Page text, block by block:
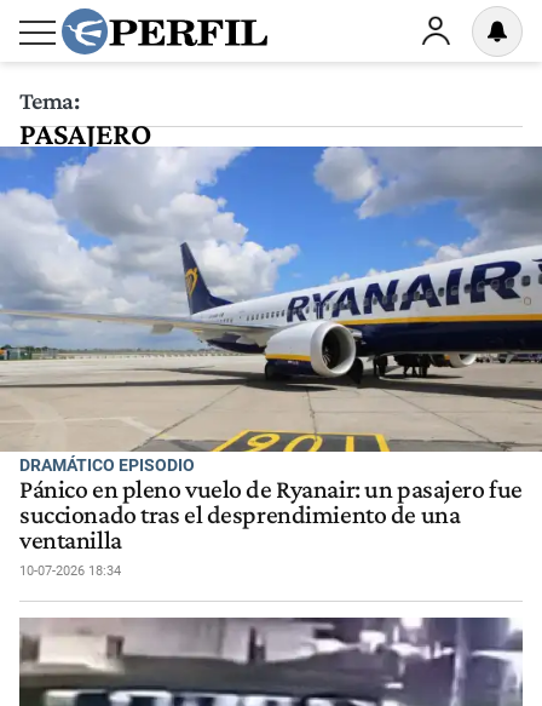
Tema:
PASAJERO
DRAMÁTICO EPISODIO
Pánico en pleno vuelo de Ryanair: un pasajero fue
succionado tras el desprendimiento de una
ventanilla
10-07-2026 18:34